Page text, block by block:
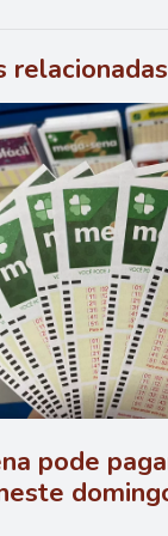
relacionadas
pode